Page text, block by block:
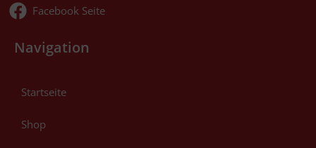
Facebook Seite
Navigation
Startseite
Shop